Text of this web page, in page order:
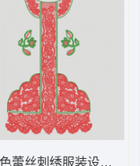
蕾丝刺绣服装设计图